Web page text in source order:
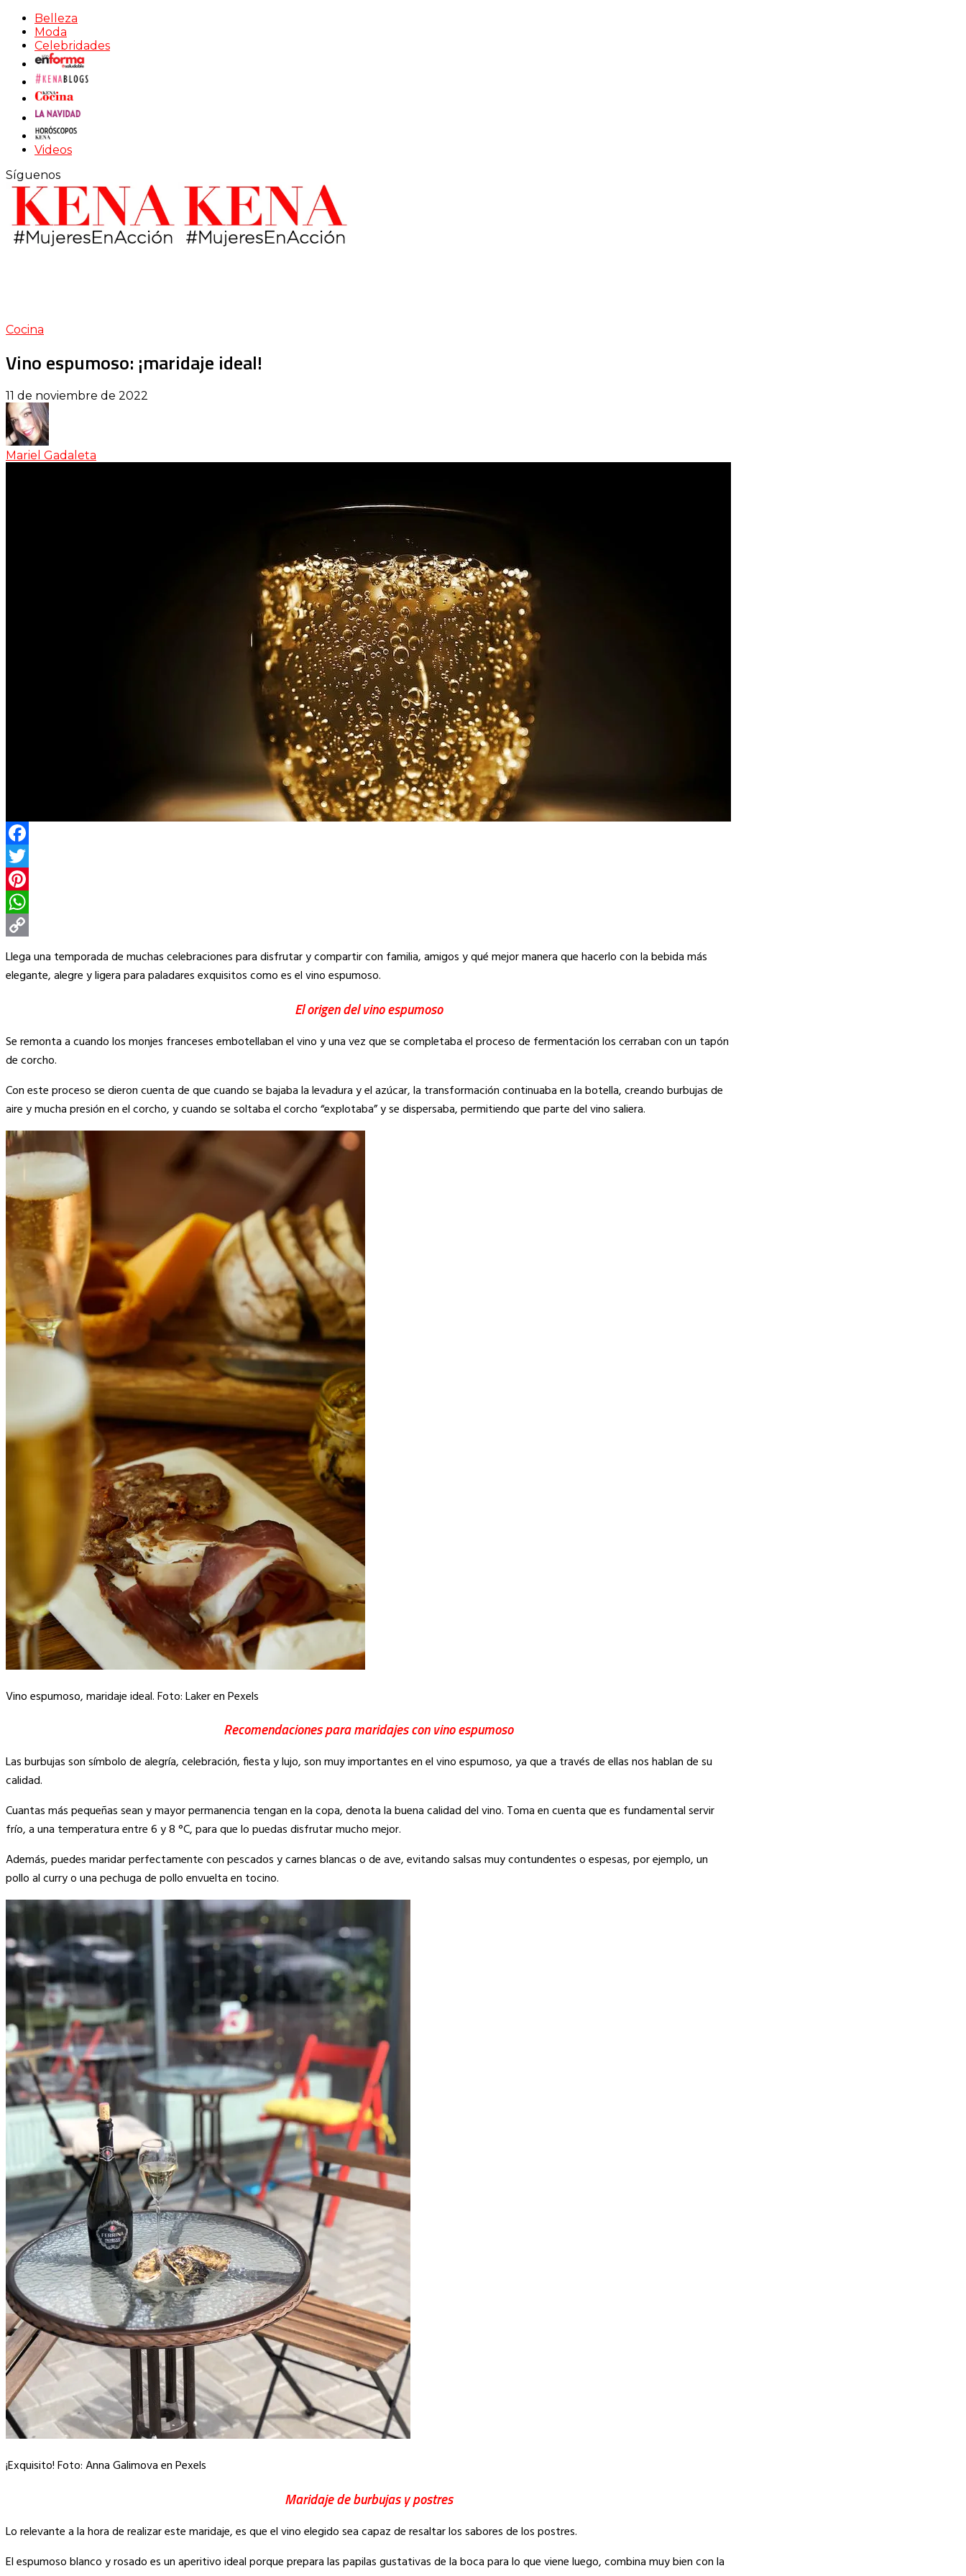
Belleza
Moda
Celebridades
Videos
Síguenos
Cocina
Vino espumoso: ¡maridaje ideal!
11 de noviembre de 2022
Mariel Gadaleta
Facebook
Twitter
Pinterest
WhatsApp
Copy
Link
Llega una temporada de muchas celebraciones para disfrutar y compartir con familia, amigos y qué mejor manera que hacerlo con la bebida más
elegante, alegre y ligera para paladares exquisitos como es el vino espumoso.
El origen del vino espumoso
Se remonta a cuando los monjes franceses embotellaban el vino y una vez que se completaba el proceso de fermentación los cerraban con un tapón
de corcho.
Con este proceso se dieron cuenta de que cuando se bajaba la levadura y el azúcar, la transformación continuaba en la botella, creando burbujas de
aire y mucha presión en el corcho, y cuando se soltaba el corcho “explotaba” y se dispersaba, permitiendo que parte del vino saliera.
Vino espumoso, maridaje ideal. Foto: Laker en Pexels
Recomendaciones para maridajes con vino espumoso
Las burbujas son símbolo de alegría, celebración, fiesta y lujo, son muy importantes en el vino espumoso, ya que a través de ellas nos hablan de su
calidad.
Cuantas más pequeñas sean y mayor permanencia tengan en la copa, denota la buena calidad del vino. Toma en cuenta que es fundamental servir
frío, a una temperatura entre 6 y 8 °C, para que lo puedas disfrutar mucho mejor.
Además, puedes maridar perfectamente con pescados y carnes blancas o de ave, evitando salsas muy contundentes o espesas, por ejemplo, un
pollo al curry o una pechuga de pollo envuelta en tocino.
¡Exquisito! Foto: Anna Galimova en Pexels
Maridaje de burbujas y postres
Lo relevante a la hora de realizar este maridaje, es que el vino elegido sea capaz de resaltar los sabores de los postres.
El espumoso blanco y rosado es un aperitivo ideal porque prepara las papilas gustativas de la boca para lo que viene luego, combina muy bien con la